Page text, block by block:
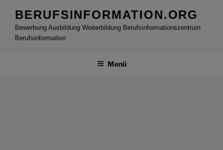
Inhalt
springen
BERUFSINFORMATION.ORG
Bewerbung Ausbildung Weiterbildung Berufsinformationszentrum
Berufsinformation
Menü